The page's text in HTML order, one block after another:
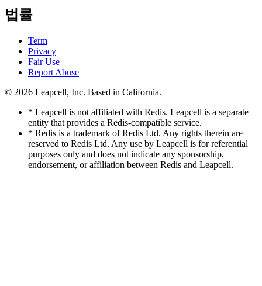
법률
Term
Privacy
Fair Use
Report Abuse
© 2026 Leapcell, Inc. Based in California.
* Leapcell is not affiliated with Redis. Leapcell is a separate
entity that provides a Redis-compatible service.
* Redis is a trademark of Redis Ltd. Any rights therein are
reserved to Redis Ltd. Any use by Leapcell is for referential
purposes only and does not indicate any sponsorship,
endorsement, or affiliation between Redis and Leapcell.